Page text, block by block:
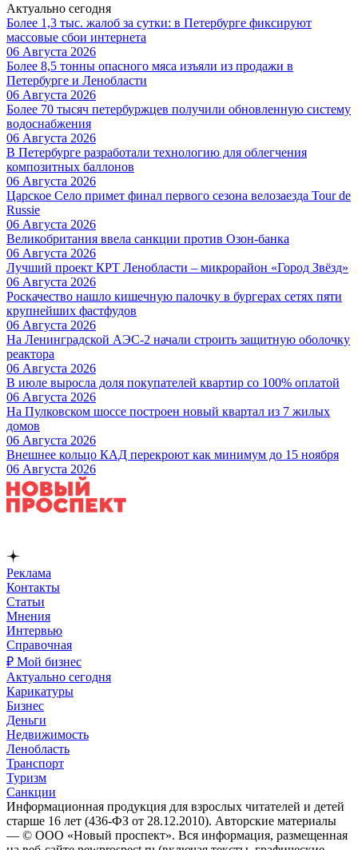
Актуально сегодня
Более 1,3 тыс. жалоб за сутки: в Петербурге фиксируют
массовые сбои интернета
06 Августа 2026
Более 8,5 тонны опасного мяса изъяли из продажи в
Петербурге и Ленобласти
06 Августа 2026
Более 70 тысяч петербуржцев получили обновленную систему
водоснабжения
06 Августа 2026
В Петербурге разработали технологию для облегчения
композитных баллонов
06 Августа 2026
Царское Село примет финал первого сезона велозаезда Tour de
Russie
06 Августа 2026
Великобритания ввела санкции против Озон-банка
06 Августа 2026
Лучший проект КРТ Ленобласти – микрорайон «Город Звёзд»
06 Августа 2026
Роскачество нашло кишечную палочку в бургерах сетях пяти
крупнейших фастфудов
06 Августа 2026
На Ленинградской АЭС-2 начали строить защитную оболочку
реактора
06 Августа 2026
В июле выросла доля покупателей квартир со 100% оплатой
06 Августа 2026
На Пулковском шоссе построен новый квартал из 7 жилых
домов
06 Августа 2026
Внешнее кольцо КАД перекроют как минимум до 15 ноября
06 Августа 2026
Реклама
Контакты
Статьи
Мнения
Интервью
Справочная
₽ Мой бизнес
Актуально сегодня
Карикатуры
Бизнес
Деньги
Недвижимость
Ленобласть
Транспорт
Туризм
Санкции
Информационная продукция для взрослых читателей и детей
старше 16 лет (436-ФЗ от 28.12.2010). Авторские материалы
— © ООО «Новый проспект». Вся информация, размещенная